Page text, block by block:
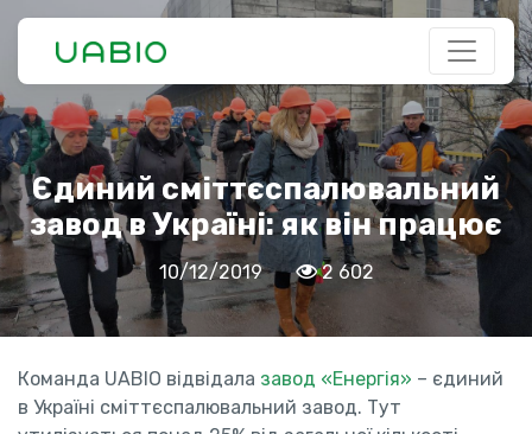
Єдиний сміттєспалювальний
завод в Україні: як він працює
10/12/2019 2 602
Команда UABIO відвідала завод «Енергія» – єдиний
в Україні сміттєспалювальний завод. Тут